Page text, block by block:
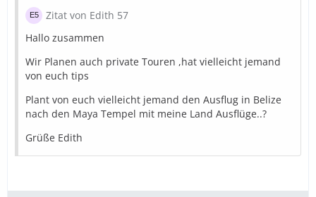
Zitat von Edith 57
Hallo zusammen
Wir Planen auch private Touren ,hat vielleicht jemand
von euch tips
Plant von euch vielleicht jemand den Ausflug in Belize
nach den Maya Tempel mit meine Land Ausflüge..?
Grüße Edith